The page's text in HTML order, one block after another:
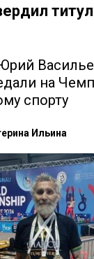
на
спорту
Ильина